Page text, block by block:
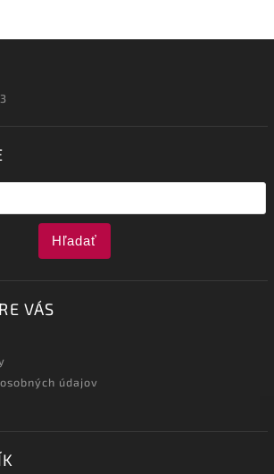
Hľadať
VÁS
údajov